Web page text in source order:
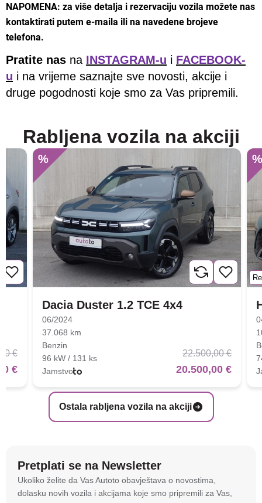
NAPOMENA: za više detalja i rezervaciju vozila možete nas
kontaktirati putem e-maila ili na navedene brojeve
telefona.
Pratite nas na INSTAGRAM-u i FACEBOOK-
u i na vrijeme saznajte sve novosti, akcije i
druge pogodnosti koje smo za Vas pripremili.
Rabljena vozila na akciji
Ostala rabljena vozila na akciji
€
€
%
Dacia Duster 1.2 TCE 4x4
06/2024
37.068 km
Benzin
96 kW / 131 ks
Jamstvo
22.500,00 €
20.500,00 €
Pretplati se na Newsletter
Ukoliko želite da Vas Autoto obavještava o novostima,
dolasku novih vozila i akcijama koje smo pripremili za Vas,
Na stranici
tehnologije kako bismo spremali i pristupali